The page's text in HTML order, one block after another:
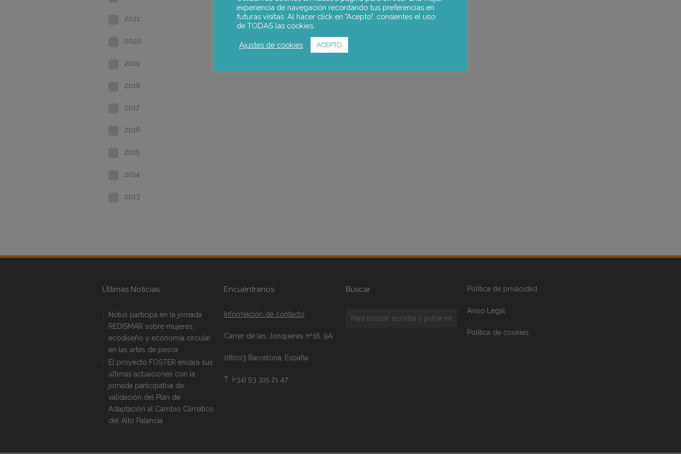
2021
2020
2019
2018
2017
2016
2015
2014
2013
Últimas Noticias
Notus participa en la jornada
REDISMAR sobre mujeres,
ecodiseño y economía circular
en las artes de pesca
El proyecto FOSTER encara sus
últimas actuaciones con la
jornada participativa de
validación del Plan de
Adaptación al Cambio Climático
del Alto Palancia
Encuéntranos
Información de contacto
Carrer de les Jonqueres nº16, 9A
08003 Barcelona, España
T. (+34) 93 315 21 47
Buscar Política de privacidad
Aviso Legal
Política de cookies
experiencia de navegación recordando tus preferencias en
futuras visitas. Al hacer click en "Acepto", consientes el uso
de TODAS las cookies.
Ajustes de cookies ACEPTO